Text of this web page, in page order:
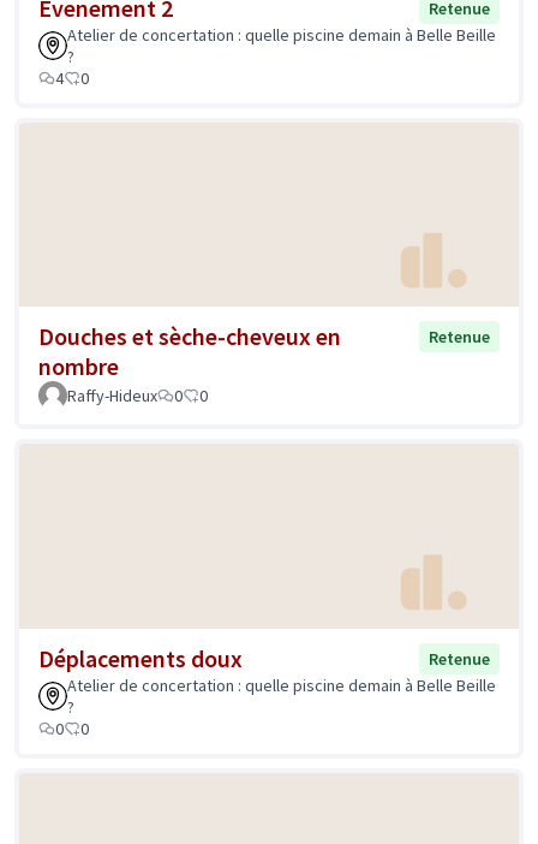
Evenement 2
Retenue
Atelier de concertation : quelle piscine demain à Belle Beille
?
4
0
Douches et sèche-cheveux en
nombre
Retenue
Raffy-Hideux 0 0
Déplacements doux
Retenue
Atelier de concertation : quelle piscine demain à Belle Beille
?
0
0